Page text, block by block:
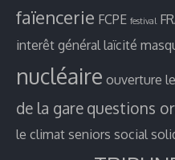
faïencerie FCPE festival
interêt général laïcité
nucléaire ouverture
de la gare questions
le climat seniors social